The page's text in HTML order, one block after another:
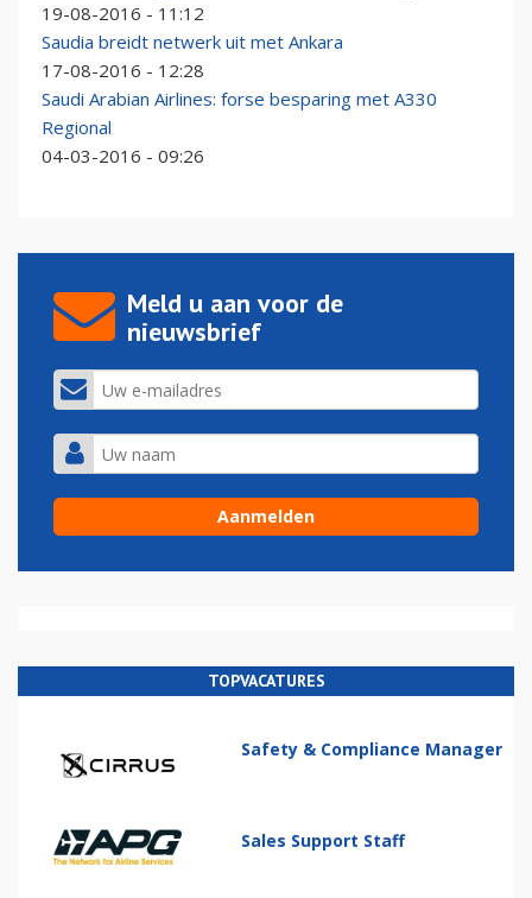
19-08-2016 - 11:12
Saudia breidt netwerk uit met Ankara
17-08-2016 - 12:28
Saudi Arabian Airlines: forse besparing met A330
Regional
04-03-2016 - 09:26
Meld u aan voor de
nieuwsbrief
TOPVACATURES
Safety & Compliance Manager
Sales Support Staff